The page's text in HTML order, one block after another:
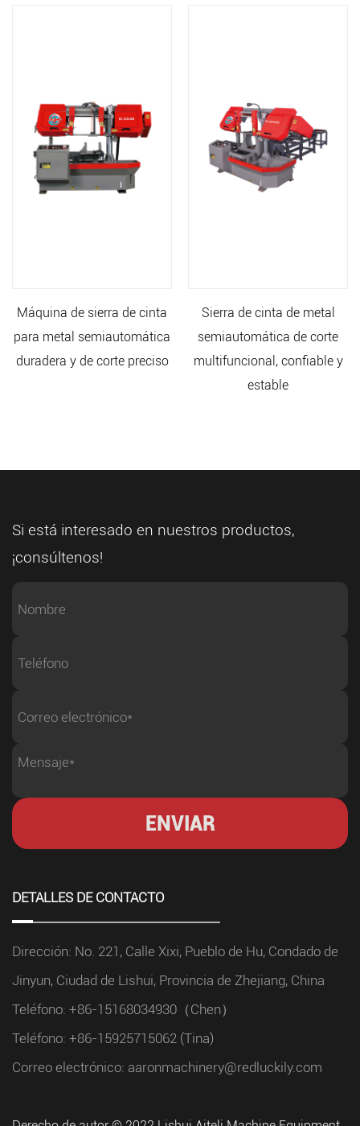
Máquina de sierra de cinta
para metal semiautomática
duradera y de corte preciso
Sierra de cinta de metal
semiautomática de corte
multifuncional, confiable y
estable
Si está interesado en nuestros productos,
¡consúltenos!
DETALLES DE CONTACTO
Dirección: No. 221, Calle Xixi, Pueblo de Hu, Condado de
Jinyun, Ciudad de Lishui, Provincia de Zhejiang, China
Teléfono: +86-15168034930（Chen）
Teléfono: +86-15925715062 (Tina)
Correo electrónico: aaronmachinery@redluckily.com